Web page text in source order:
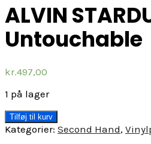
ALVIN
Untouchable
kr.497,00
1 på lager
ALVIN
STARDUST
Tilføj til kurv
Kategorier: Second Hand,